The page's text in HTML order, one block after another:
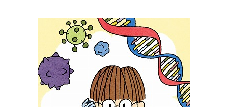
大学・短大以外の資料から請求
専門学校の資料請求 大学院の資料請求